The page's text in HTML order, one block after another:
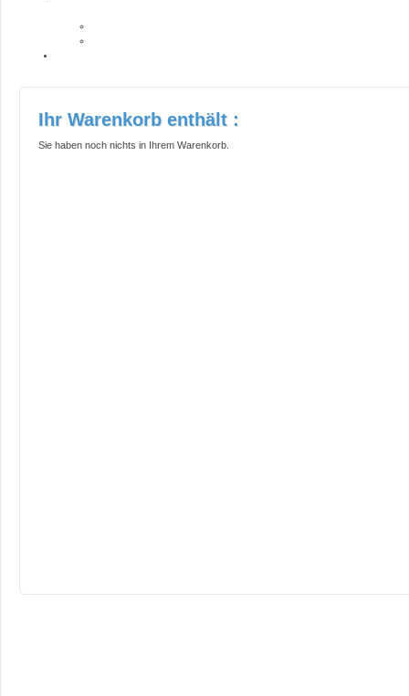
Ihr Warenkorb enthält :
Sie haben noch nichts in Ihrem Warenkorb.